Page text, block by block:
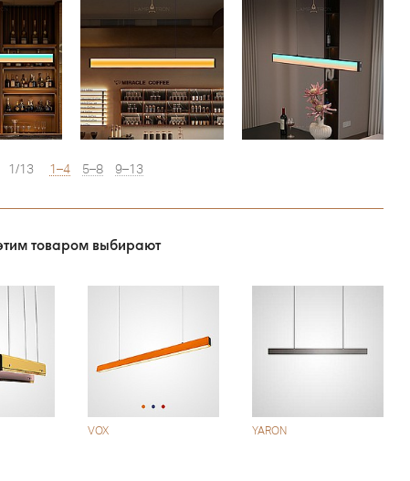
1/13 1–4 5–8 9–13
товаром выбирают
VOX YARON